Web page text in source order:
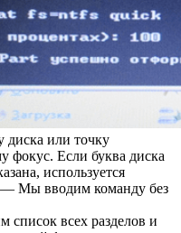
диска или точку
фокус. Если буква диска
используется
— Мы вводим команду без
список всех разделов и